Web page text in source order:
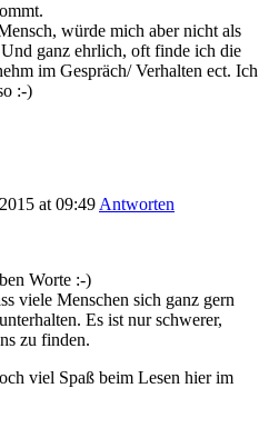
würde mich aber nicht als
ganz ehrlich, oft finde ich die
im Gespräch/ Verhalten ect. Ich
:-)
at 09:49 Antworten
Worte :-)
viele Menschen sich ganz gern
Es ist nur schwerer,
zu finden.
viel Spaß beim Lesen hier im